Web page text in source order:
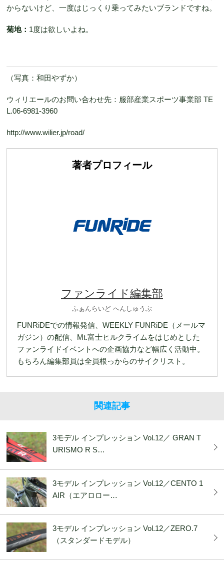
からないけど、一度はじっくり乗ってみたいブランドですね。
菊地： 1度は欲しいよね。
（写真：和田やずか）
ウィリエールのお問い合わせ先：服部産業スポーツ事業部 TE
L.06-6981-3960
http://www.wilier.jp/road/
著者プロフィール
ファンライド編集部
ふぁんらいど へんしゅうぶ
FUNRiDEでの情報発信、WEEKLY FUNRiDE（メールマ
ガジン）の配信、Mt.富士ヒルクライムをはじめとした
ファンライドイベントへの企画協力など幅広く活動中。
もちろん編集部員は全員根っからのサイクリスト。
関連記事
3モデル インプレッション Vol.12／ GRAN T
URISMO R S…
3モデル インプレッション Vol.12／CENTO 1
AIR（エアロロー…
3モデル インプレッション Vol.12／ZERO.7
（スタンダードモデル）